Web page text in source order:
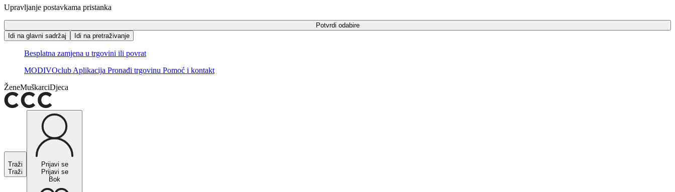
Upravljanje postavkama pristanka
Potvrdi odabire
Idi na glavni sadržaj
Idi na pretraživanje
Besplatna zamjena u trgovini ili povrat
MODIVOclub Aplikacija Pronađi trgovinu Pomoć i kontakt
ŽeneMuškarciDjeca
Traži
Traži
Prijavi se
Prijavi se
Bok